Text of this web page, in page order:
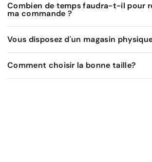
Combien de temps faudra-t-il pour
ma commande ?
Vous disposez d'un magasin
Comment choisir la bonne taille?